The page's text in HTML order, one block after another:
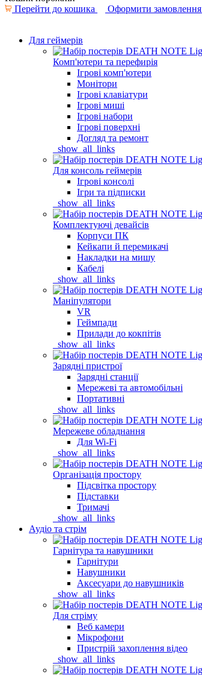
Перейти до кошика
Оформити замовлення
Для геймерів
Комп'ютери та перефирія
Ігрові комп'ютери
Монітори
Ігрові клавіатури
Ігрові миші
Ігрові набори
Ігрові поверхні
Догляд та ремонт
_show_all_links
Для консоль геймерів
Ігрові консолі
Ігри та підписки
_show_all_links
Комплектуючі девайсів
Корпуси ПК
Кейкапи й перемикачі
Накладки на мишу
Кабелі
_show_all_links
Маніпулятори
VR
Геймпади
Прилади до кокпітів
_show_all_links
Зарядні пристрої
Зарядні станції
Мережеві та автомобільні
Портативні
_show_all_links
Мережеве обладнання
Для Wi-Fi
_show_all_links
Організація простору
Підсвітка простору
Підставки
Тримачі
_show_all_links
Аудіо та стрім
Гарнітура та навушники
Гарнітури
Навушники
Аксесуари до навушників
_show_all_links
Для стріму
Веб камери
Мікрофони
Пристрій захоплення відео
_show_all_links